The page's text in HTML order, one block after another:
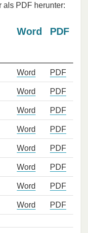
als PDF herunter:
Word PDF
Word PDF
Word PDF
Word PDF
Word PDF
Word PDF
Word PDF
Word PDF
Word PDF